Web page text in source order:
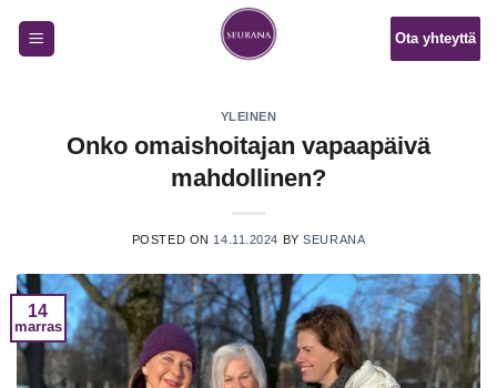
Ota yhteyttä
YLEINEN
Onko omaishoitajan vapaapäivä
mahdollinen?
POSTED ON 14.11.2024 BYSEURANA
14
marras